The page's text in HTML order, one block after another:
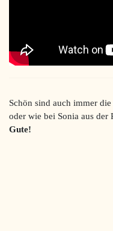
Schön sind auch immer
oder wie bei Sonia aus der
Gute!